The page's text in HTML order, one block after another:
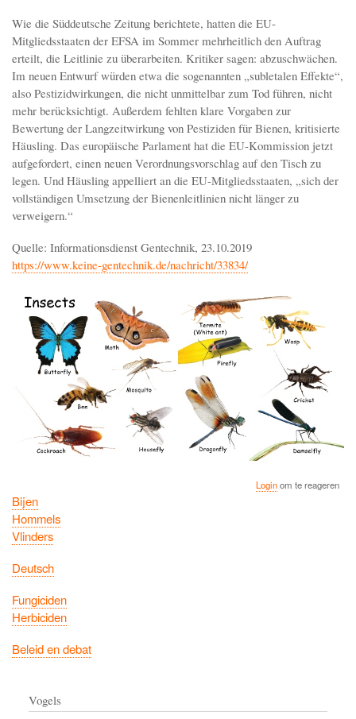
Wie die Süddeutsche Zeitung berichtete, hatten die EU-
Mitgliedsstaaten der EFSA im Sommer mehrheitlich den Auftrag
erteilt, die Leitlinie zu überarbeiten. Kritiker sagen: abzuschwächen.
Im neuen Entwurf würden etwa die sogenannten „subletalen Effekte“,
also Pestizidwirkungen, die nicht unmittelbar zum Tod führen, nicht
mehr berücksichtigt. Außerdem fehlten klare Vorgaben zur
Bewertung der Langzeitwirkung von Pestiziden für Bienen, kritisierte
Häusling. Das europäische Parlament hat die EU-Kommission jetzt
aufgefordert, einen neuen Verordnungsvorschlag auf den Tisch zu
legen. Und Häusling appelliert an die EU-Mitgliedsstaaten, „sich der
vollständigen Umsetzung der Bienenleitlinien nicht länger zu
verweigern.“
Quelle: Informationsdienst Gentechnik, 23.10.2019
https://www.keine-gentechnik.de/nachricht/33834/
Loginom te reageren
Bijen
Hommels
Vlinders
Deutsch
Fungiciden
Herbiciden
Beleid en debat
Vogels